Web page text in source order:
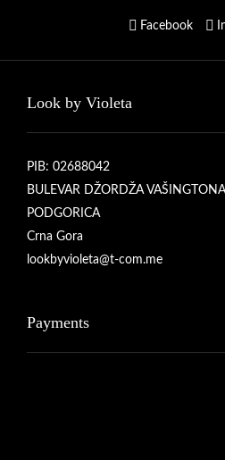
Facebook
Look by Violeta
PIB: 02688042
BULEVAR DŽORDŽA
PODGORICA
Crna Gora
lookbyvioleta@t-com.me
Payments